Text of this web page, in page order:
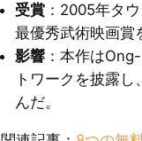
受賞 ：2005年タ
最優秀武術映画賞
影響 ：本作は
トワークを披露
んだ。